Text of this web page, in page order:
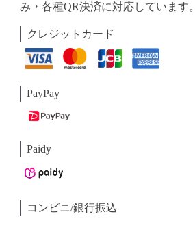
み・各種QR決済に対応しています。
クレジットカード
PayPay
Paidy
コンビニ/銀行振込